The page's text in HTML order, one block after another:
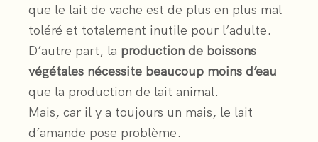
que le lait de vache est de plus en plus mal
toléré et totalement inutile pour l’adulte.
D’autre part, la production de boissons
végétales nécessite beaucoup moins d’eau
que la production de lait animal.
Mais, car il y a toujours un mais, le lait
d’amande pose problème.